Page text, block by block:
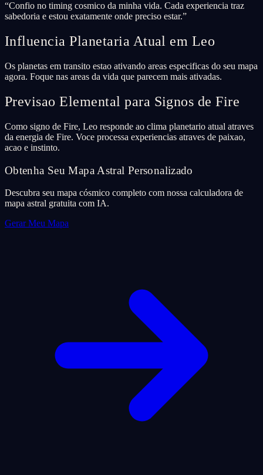
“Confio no timing cosmico da minha vida. Cada experiencia traz
sabedoria e estou exatamente onde preciso estar.”
Influencia Planetaria Atual em Leo
Os planetas em transito estao ativando areas especificas do seu mapa
agora. Foque nas areas da vida que parecem mais ativadas.
Previsao Elemental para Signos de Fire
Como signo de Fire, Leo responde ao clima planetario atual atraves
da energia de Fire. Voce processa experiencias atraves de paixao,
acao e instinto.
Obtenha Seu Mapa Astral Personalizado
Descubra seu mapa cósmico completo com nossa calculadora de
mapa astral gratuita com IA.
Gerar Meu Mapa